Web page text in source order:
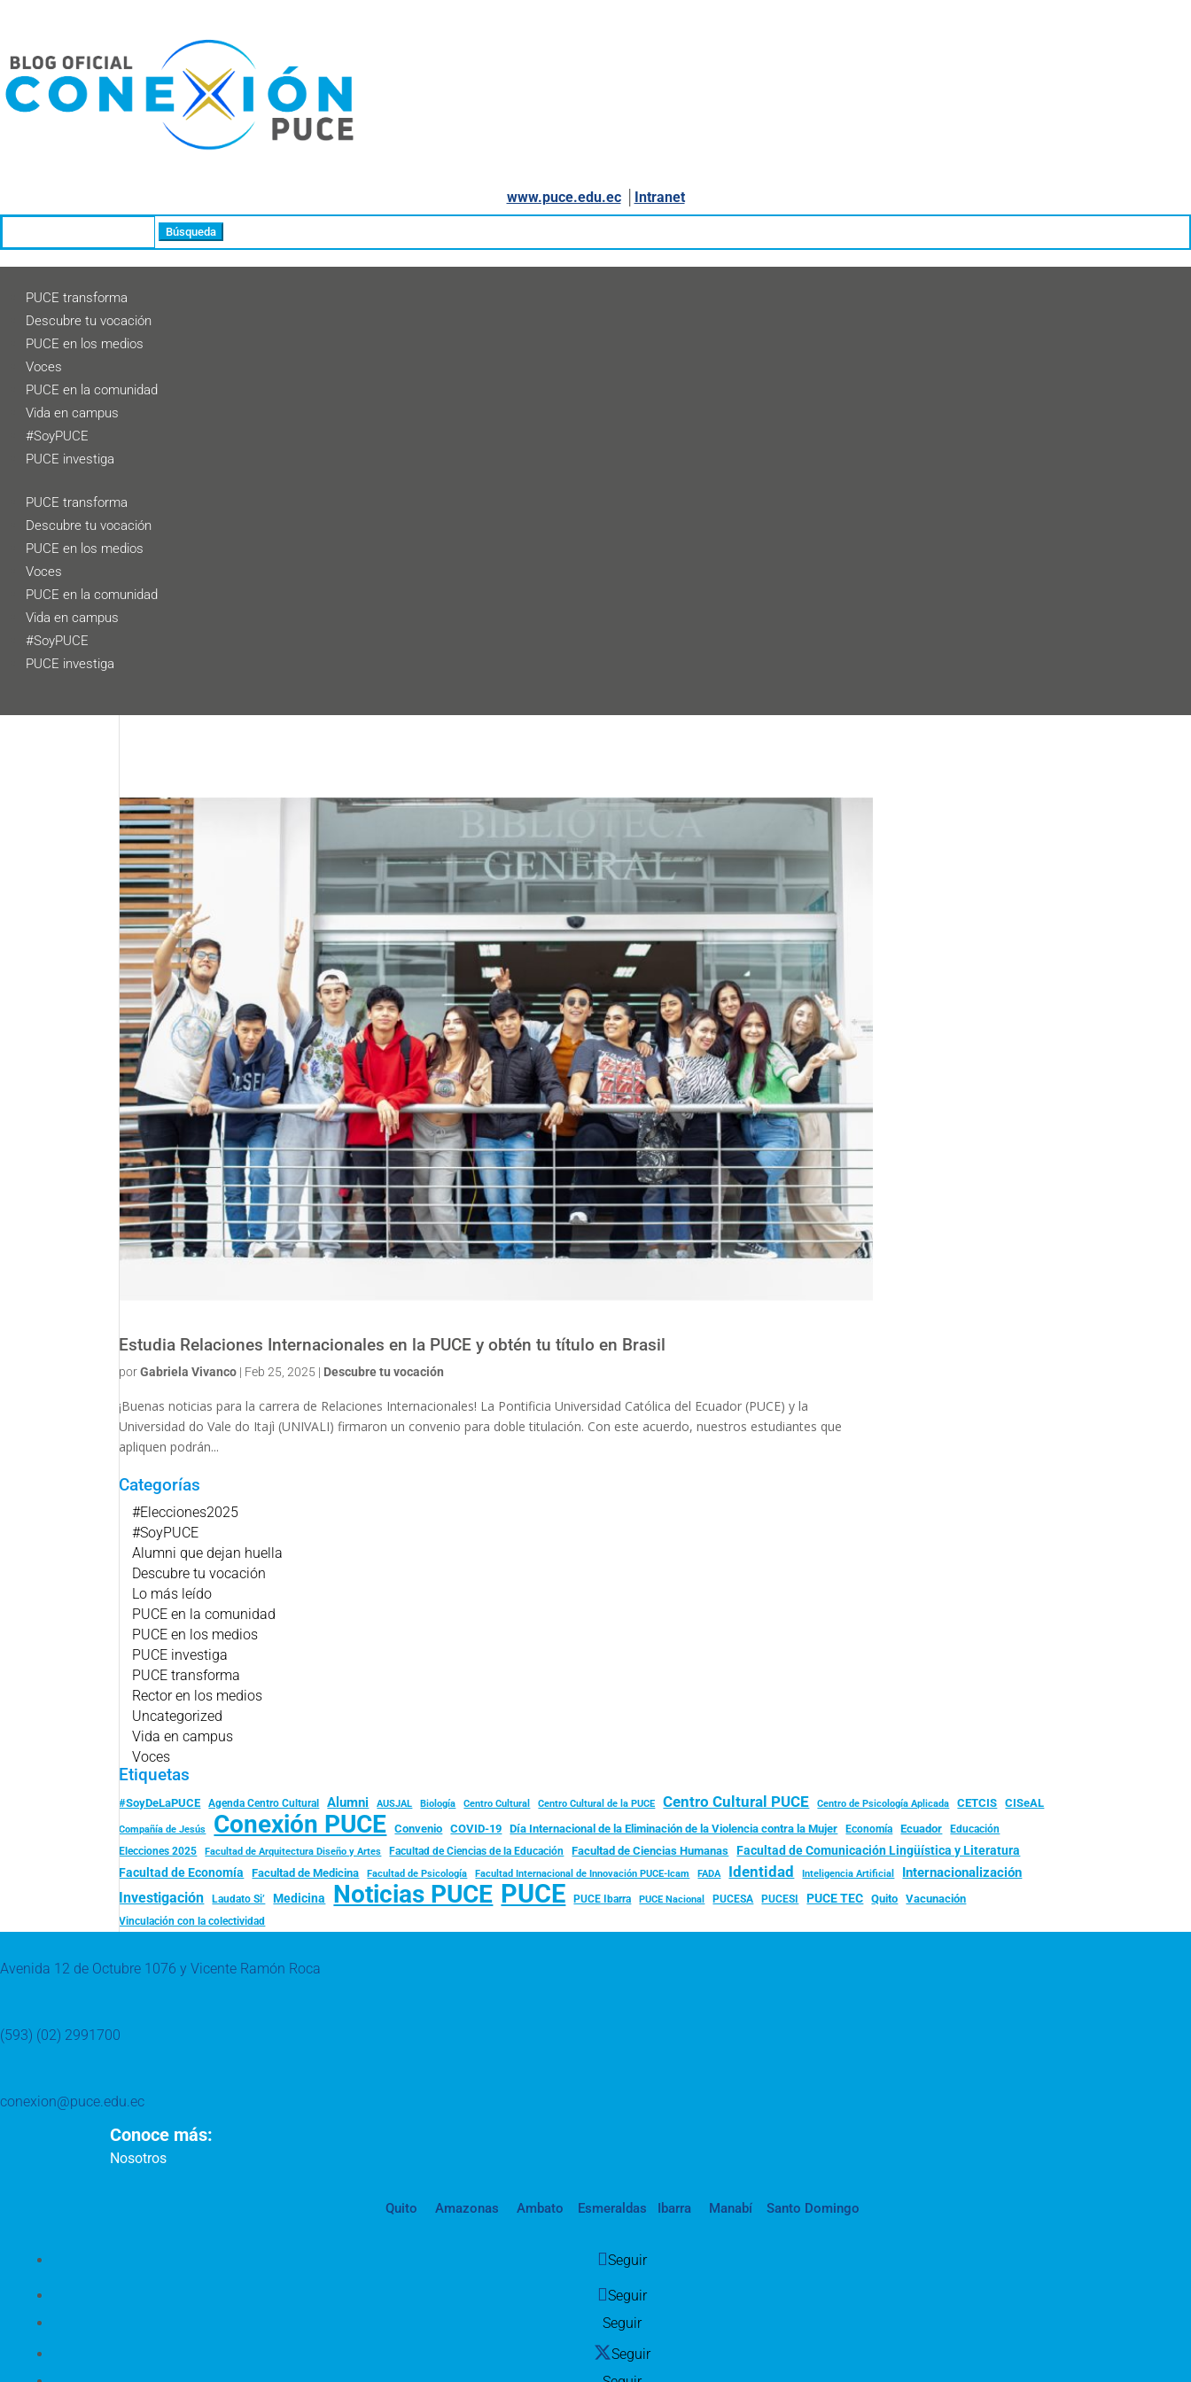
www.puce.edu.ec│ Intranet
PUCE transforma
Descubre tu vocación
PUCE en los medios
Voces
PUCE en la comunidad
Vida en campus
#SoyPUCE
PUCE investiga
PUCE transforma
Descubre tu vocación
PUCE en los medios
Voces
PUCE en la comunidad
Vida en campus
#SoyPUCE
PUCE investiga
Estudia Relaciones Internacionales en la PUCE y obtén tu título en Brasil
porGabriela Vivanco | Feb 25, 2025 | Descubre tu vocación
¡Buenas noticias para la carrera de Relaciones Internacionales! La Pontificia Universidad Católica del Ecuador (PUCE) y la
Universidad do Vale do Itajì (UNIVALI) firmaron un convenio para doble titulación. Con este acuerdo, nuestros estudiantes que
apliquen podrán...
Categorías
#Elecciones2025
#SoyPUCE
Alumni que dejan huella
Descubre tu vocación
Lo más leído
PUCE en la comunidad
PUCE en los medios
PUCE investiga
PUCE transforma
Rector en los medios
Uncategorized
Vida en campus
Voces
Etiquetas
#SoyDeLaPUCE Agenda Centro Cultural Alumni AUSJAL Biología Centro Cultural Centro Cultural de la PUCE Centro Cultural PUCE Centro de Psicología Aplicada CETCIS CISeAL
Compañía de Jesús Conexión PUCE Convenio COVID-19 Día Internacional de la Eliminación de la Violencia contra la Mujer Economía Ecuador
Educación
Elecciones 2025
Facultad de Arquitectura Diseño y Artes Facultad de Ciencias de la Educación Facultad de Ciencias Humanas Facultad de Comunicación Lingüística y Literatura
Facultad de Economía Facultad de Medicina Facultad de Psicología Facultad Internacional de Innovación PUCE-Icam FADA Identidad Inteligencia Artificial Internacionalización
Investigación Laudato Si’ Medicina Noticias PUCE PUCE PUCE Ibarra PUCE Nacional PUCESA PUCESI PUCE TEC Quito Vacunación
Vinculación con la colectividad
Avenida 12 de Octubre 1076 y Vicente Ramón Roca
(593) (02) 2991700
conexion@puce.edu.ec
Conoce más:
Nosotros
Quito Amazonas Ambato Esmeraldas Ibarra Manabí Santo Domingo
Seguir
Seguir
Seguir
Seguir